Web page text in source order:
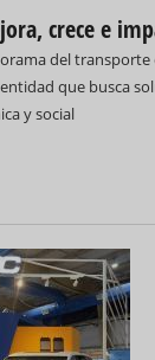
crece e
del transporte
que busca
y social